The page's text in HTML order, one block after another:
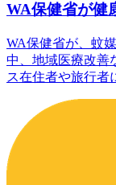
WA保健省が健
WA保健省が、蚊
中、地域医療改善
ス在住者や旅行者